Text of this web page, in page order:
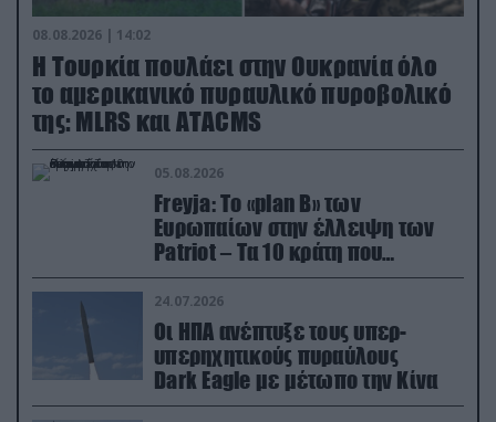
08.08.2026 | 14:02
Η Τουρκία πουλάει στην Ουκρανία όλο
το αμερικανικό πυραυλικό πυροβολικό
της: MLRS και ΑΤΑCMS
05.08.2026
Freyja: Το «plan Β» των
Ευρωπαίων στην έλλειψη των
Patriot – Τα 10 κράτη που
συμμετέχουν στο δίκτυο
συνεργασίας
24.07.2026
Οι ΗΠΑ ανέπτυξε τους υπερ-
υπερηχητικούς πυραύλους
Dark Eagle με μέτωπο την Κίνα